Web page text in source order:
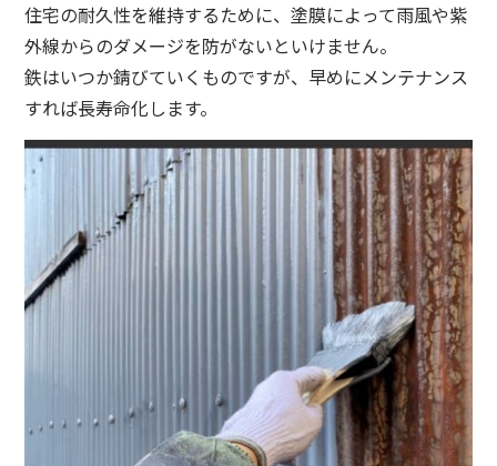
住宅の耐久性を維持するために、塗膜によって雨風や紫
外線からのダメージを防がないといけません。
鉄はいつか錆びていくものですが、早めにメンテナンス
すれば長寿命化します。